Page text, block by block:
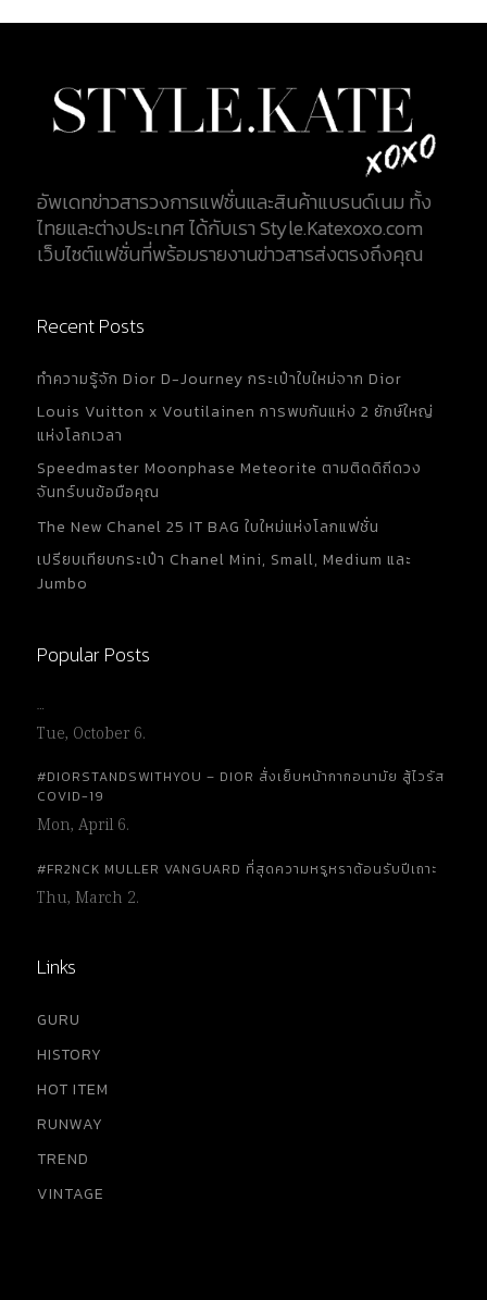
อัพเดทข่าวสารวงการแฟชั่นและสินค้าแบรนด์เนม ทั้ง
ไทยและต่างประเทศ ได้กับเรา Style.Katexoxo.com
เว็บไซต์แฟชั่นที่พร้อมรายงานข่าวสารส่งตรงถึงคุณ
Recent Posts
ทำความรู้จัก Dior D-Journey กระเป๋าใบใหม่จาก Dior
Louis Vuitton x Voutilainen การพบกันแห่ง 2 ยักษ์ใหญ่
แห่งโลกเวลา
Speedmaster Moonphase Meteorite ตามติดดิถีดวง
จันทร์บนข้อมือคุณ
The New Chanel 25 IT BAG ใบใหม่แห่งโลกแฟชั่น
เปรียบเทียบกระเป๋า Chanel Mini, Small, Medium และ
Jumbo
Popular Posts
…
Tue, October 6.
#DIORSTANDSWITHYOU – DIOR สั่งเย็บหน้ากากอนามัย สู้ไวรัส
COVID-19
Mon, April 6.
#FR2NCK MULLER VANGUARD ที่สุดความหรูหราต้อนรับปีเถาะ
Thu, March 2.
Links
GURU
HISTORY
HOT ITEM
RUNWAY
TREND
VINTAGE